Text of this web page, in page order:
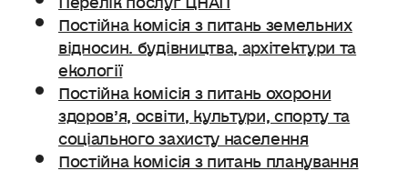
Постійна комісія з питань земельних
відносин. будівництва, архітектури та
екології
Постійна комісія з питань охорони
здоров’я, освіти, культури, спорту та
соціального захисту населення
Постійна комісія з питань планування